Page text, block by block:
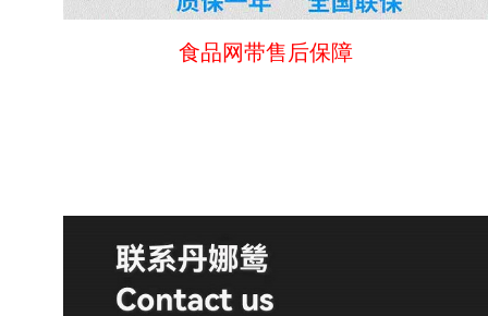
食品网带售后保障